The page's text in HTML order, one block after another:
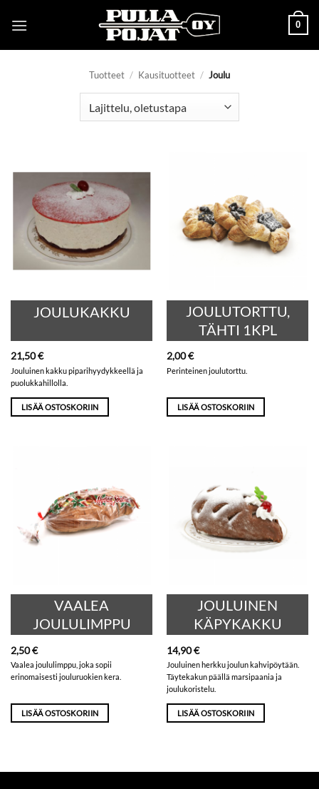
0
Tuotteet / Kausituotteet / Joulu
JOULUKAKKU
21,50€
Jouluinen kakku piparihyydykkeellä ja
puolukkahillolla.
LISÄÄ OSTOSKORIIN
JOULUTORTTU,
TÄHTI 1KPL
2,00€
Perinteinen joulutorttu.
LISÄÄ OSTOSKORIIN
VAALEA
JOULULIMPPU
2,50€
Vaalea joululimppu, joka sopii
erinomaisesti jouluruokien kera.
LISÄÄ OSTOSKORIIN
JOULUINEN
KÄPYKAKKU
14,90€
Jouluinen herkku joulun kahvipöytään.
Täytekakun päällä marsipaania ja
joulukoristelu.
LISÄÄ OSTOSKORIIN